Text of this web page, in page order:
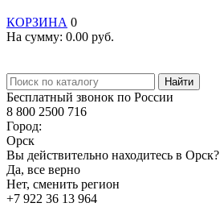
КОРЗИНА 0
На сумму: 0.00 руб.
Найти
Бесплатный звонок по России
8 800 2500 716
Город:
Орск
Вы действительно находитесь в Орск?
Да, все верно
Нет, сменить регион
+7 922 36 13 964